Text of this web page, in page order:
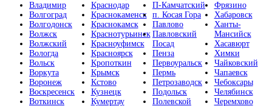
Владимир
Волгоград
Волгодонск
Волжск
Волжский
Вологда
Вольск
Воркута
Воронеж
Воскресенск
Воткинск
Краснодар
Краснокаменск
Краснокамск
Краснотурьинск
Красноуфимск
Красноярск
Кропоткин
Крымск
Кстово
Кузнецк
Кумертау
П-Камчатский
п. Косая Гора
Павлово
Павловский
Посад
Пенза
Первоуральск
Пермь
Петрозаводск
Подольск
Полевской
Фрязино
Хабаровск
Ханты-
Мансийск
Хасавюрт
Химки
Чайковский
Чапаевск
Чебоксары
Челябинск
Черемхово